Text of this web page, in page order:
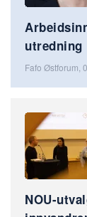
utredning
Fafo Østforum,
NOU-